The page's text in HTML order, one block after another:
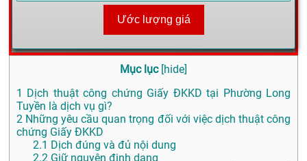
Ước lượng giá
Mục lục [hide]
1
Dịch thuật công chứng Giấy ĐKKD tại Phường Long
Tuyền là dịch vụ gì?
2 Những yêu cầu quan trọng đối với việc dịch thuật công
chứng Giấy ĐKKD
2.1 Dịch đúng và đủ nội dung
2.2 Giữ nguyên định dạng